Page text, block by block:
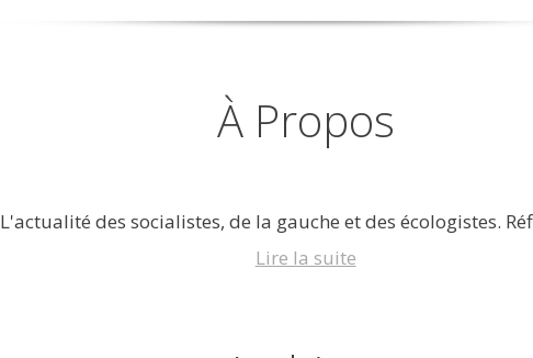
À Propos
L'actualité des socialistes, de la gauche et des écologistes.
Lire la suite